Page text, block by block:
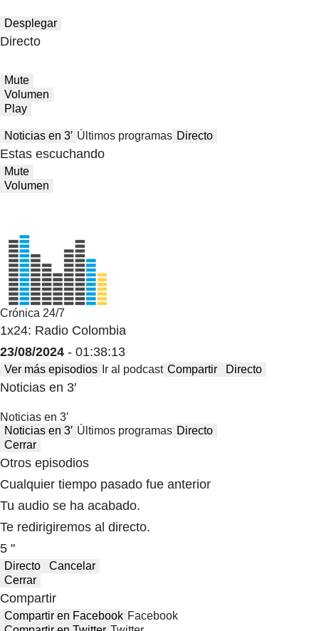
Desplegar
Directo
Mute
Volumen
Play
Noticias en 3′ Últimos programas Directo
Estas escuchando
Mute
Volumen
Crónica 24/7
1x24: Radio Colombia
23/08/2024 - 01:38:13
Ver más episodios Ir al podcast Compartir Directo
Noticias en 3′
Noticias en 3′
Noticias en 3′ Últimos programas Directo
Cerrar
Otros episodios
Cualquier tiempo pasado fue anterior
Tu audio se ha acabado.
Te redirigiremos al directo.
5 "
Directo
Cancelar
Cerrar
Compartir
Compartir en Facebook Facebook